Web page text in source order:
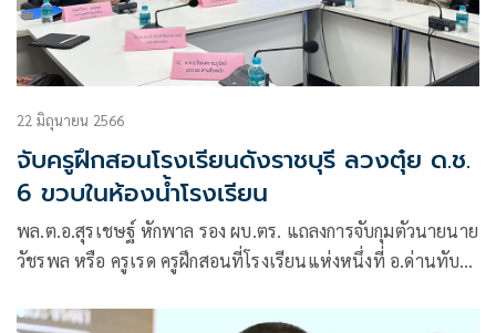
22 มิถุนายน 2566
จับครูฝึกสอนโรงเรียนดังราชบุรี ลวงตุ๋ย ด.ช.
6 ขวบในห้องน้ำโรงเรียน
พล.ต.อ.สุรเชษฐ์ หักพาล รอง ผบ.ตร. แถลงการจับกุมตัวนายนาย
วัชรพล หรือ ครูเรด ครูฝึกสอนที่โรงเรียนแห่งหนึ่งที่ อ.ด่านทับ
เกินสิบสามปีโดยเด็กนั้นอยู่ในภาวะที่ไม่สามารถขัดขืนได้ โดย